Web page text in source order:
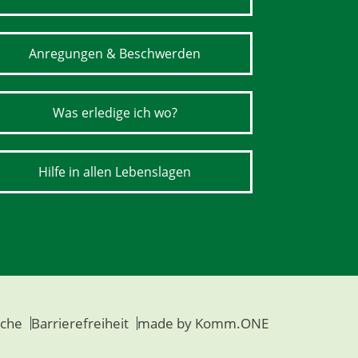
Anregungen & Beschwerden
Was erledige ich wo?
Hilfe in allen Lebenslagen
Barrierefreiheit made by Komm.ONE